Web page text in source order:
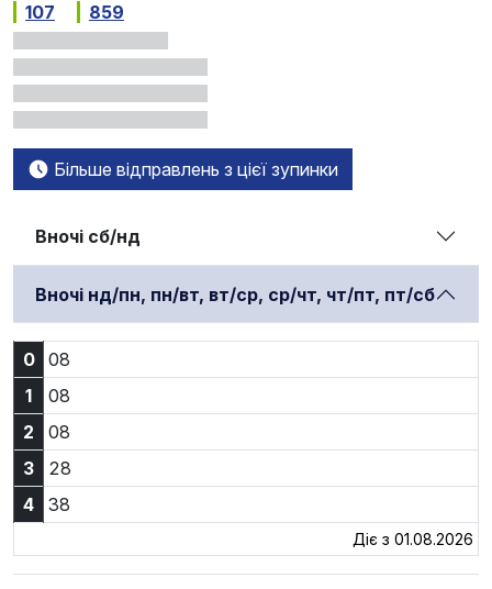
107
859
Більше відправлень з цієї зупинки
Вночі сб/нд
Вночі нд/пн, пн/вт, вт/ср, ср/чт, чт/пт, пт/сб
0 08
1
08
2
08
3
28
4
38
Діє з 01.08.2026